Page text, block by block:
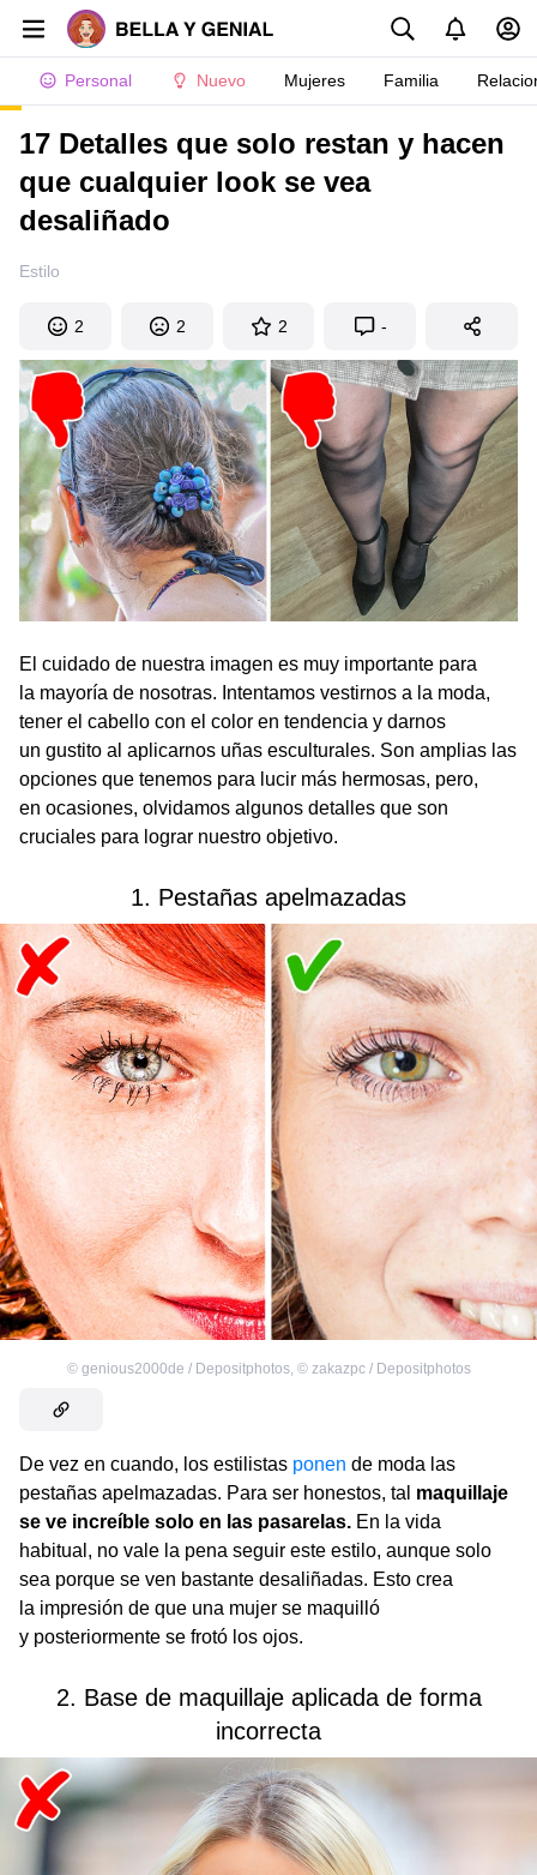
Personal Nuevo Mujeres Familia
17 Detalles que solo restan y hacen
que cualquier look se vea
desaliñado
Estilo
2 2 2 -
El cuidado de nuestra imagen es muy importante para
la mayoría de nosotras. Intentamos vestirnos a la moda,
tener el cabello con el color en tendencia y darnos
un gustito al aplicarnos uñas esculturales. Son amplias las
opciones que tenemos para lucir más hermosas, pero,
en ocasiones, olvidamos algunos detalles que son
cruciales para lograr nuestro objetivo.
1. Pestañas apelmazadas
© genious2000de / Depositphotos, © zakazpc / Depositphotos
De vez en cuando, los estilistas ponen de moda las
pestañas apelmazadas. Para ser honestos, tal maquillaje
se ve increíble solo en las pasarelas. En la vida
habitual, no vale la pena seguir este estilo, aunque solo
sea porque se ven bastante desaliñadas. Esto crea
la impresión de que una mujer se maquilló
y posteriormente se frotó los ojos.
2. Base de maquillaje aplicada de forma
incorrecta